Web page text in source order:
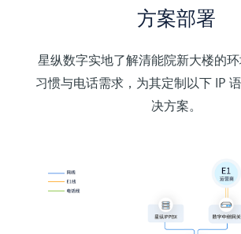
方案部署
星纵数字实地了解清能院新大楼的
习惯与电话需求，为其定制以下 IP
决方案。